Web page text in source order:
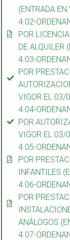
(ENTRADA
4.02-
POR
DE ALQUILER
4.03-
POR
VIGOR EL 03/
4.04-
POR
VIGOR EL 03/
4.05-
POR
INFANTILES
4.06-
POR
ANÁLOGOS
4.07-